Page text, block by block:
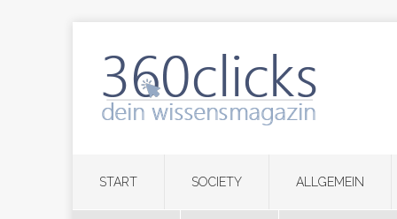
START SOCIETY ALLGEMEIN